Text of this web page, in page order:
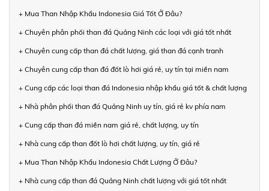
+ Mua Than Nhập Khẩu Indonesia Giá Tốt Ở Đâu?
+ Chuyên phân phối than đá Quảng Ninh các loại với giá tốt nhất
+ Chuyên cung cấp than đá chất lượng, giá than đá cạnh tranh
+ Chuyên cung cấp than đá đốt lò hơi giá rẻ, uy tín tại miền nam
+ Cung cấp các loại than đá Indonesia nhập khẩu giá tốt & chất lượng
+ Nhà phân phối than đá Quảng Ninh uy tín, giá rẻ kv phía nam
+ Cung cấp than đá miền nam giá rẻ, chất lượng, uy tín
+ Nhà cung cấp than đốt lò hơi chất lượng, uy tín, giá rẻ
+ Mua Than Nhập Khẩu Indonesia Chất Lượng Ở Đâu?
+ Nhà cung cấp than đá Quảng Ninh chất lượng với giá tốt nhất